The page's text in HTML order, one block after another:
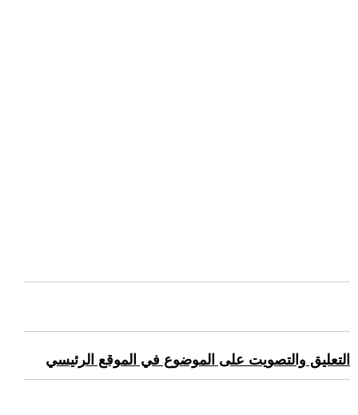
التعليق والتصويت على الموضوع في الموقع الرئيسي